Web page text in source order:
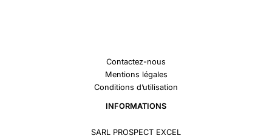
Contactez-nous
Mentions légales
Conditions d’utilisation
INFORMATIONS
SARL PROSPECT EXCEL